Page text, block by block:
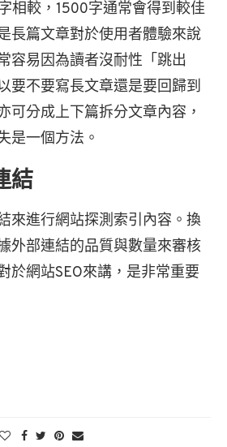
相較，1500字通常會得到較佳
長篇文章對於使用者體驗來說
容易因為讀者沒耐性「跳出
要不要寫長文章還是要回歸到
可分成上下篇拆分文章內容，
是一個方法。
結
來進行網站探測索引內容。換
外部連結的品質與數量來審核
於網站SEO來講，是非常重要